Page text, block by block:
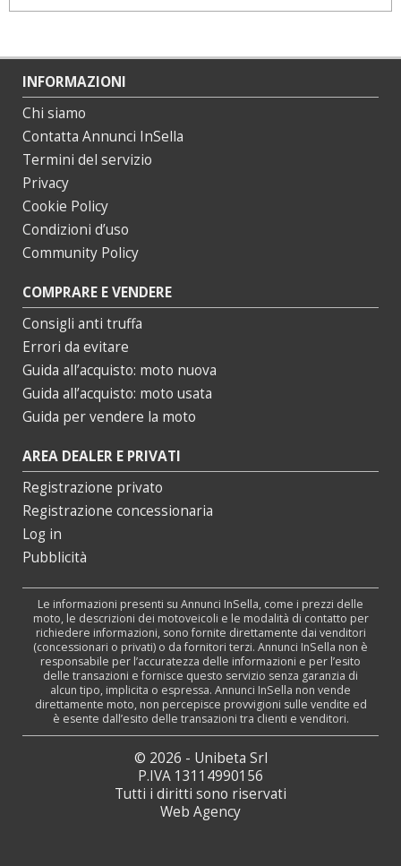
INFORMAZIONI
Chi siamo
Contatta Annunci InSella
Termini del servizio
Privacy
Cookie Policy
Condizioni d’uso
Community Policy
COMPRARE E VENDERE
Consigli anti truffa
Errori da evitare
Guida all’acquisto: moto nuova
Guida all’acquisto: moto usata
Guida per vendere la moto
AREA DEALER E PRIVATI
Registrazione privato
Registrazione concessionaria
Log in
Pubblicità
Le informazioni presenti su Annunci InSella, come i prezzi delle
moto, le descrizioni dei motoveicoli e le modalità di contatto per
richiedere informazioni, sono fornite direttamente dai venditori
(concessionari o privati) o da fornitori terzi. Annunci InSella non è
responsabile per l’accuratezza delle informazioni e per l’esito
delle transazioni e fornisce questo servizio senza garanzia di
alcun tipo, implicita o espressa. Annunci InSella non vende
direttamente moto, non percepisce provvigioni sulle vendite ed
è esente dall’esito delle transazioni tra clienti e venditori.
© 2026 - Unibeta Srl
P.IVA 13114990156
Tutti i diritti sono riservati
Web Agency